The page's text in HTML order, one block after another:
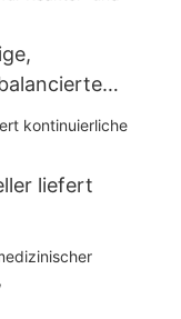
liefert